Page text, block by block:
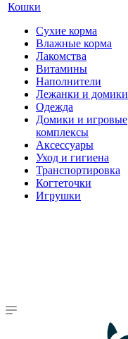
Кошки
Сухие корма
Влажные корма
Лакомства
Витамины
Наполнители
Лежанки и домики
Одежда
Домики и игровые
комплексы
Аксессуары
Уход и гигиена
Транспортировка
Когтеточки
Игрушки